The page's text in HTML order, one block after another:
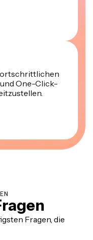
One-Click-
Fragen, die